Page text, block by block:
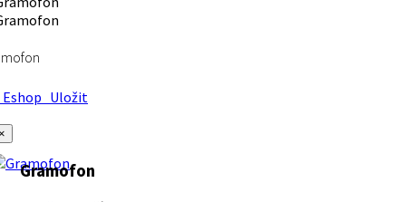
Uložit
Gramofon